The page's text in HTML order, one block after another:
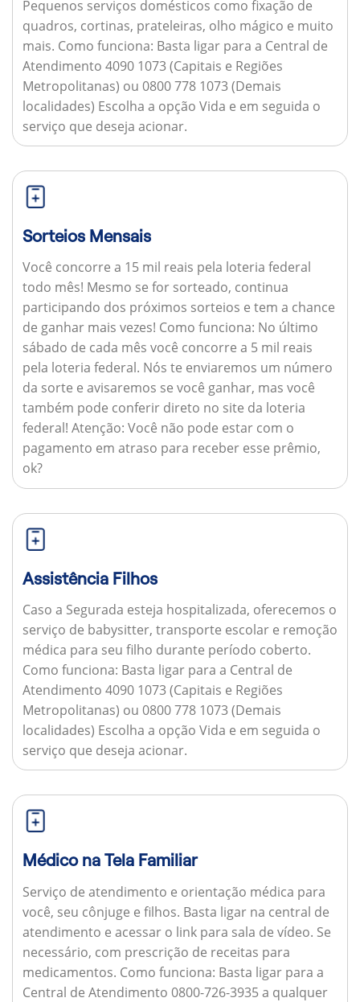
Pequenos serviços domésticos como fixação de
quadros, cortinas, prateleiras, olho mágico e muito
mais. Como funciona: Basta ligar para a Central de
Atendimento 4090 1073 (Capitais e Regiões
Metropolitanas) ou 0800 778 1073 (Demais
localidades) Escolha a opção Vida e em seguida o
serviço que deseja acionar.
Sorteios Mensais
Você concorre a 15 mil reais pela loteria federal
todo mês! Mesmo se for sorteado, continua
participando dos próximos sorteios e tem a chance
de ganhar mais vezes! Como funciona: No último
sábado de cada mês você concorre a 5 mil reais
pela loteria federal. Nós te enviaremos um número
da sorte e avisaremos se você ganhar, mas você
também pode conferir direto no site da loteria
federal! Atenção: Você não pode estar com o
pagamento em atraso para receber esse prêmio,
ok?
Assistência Filhos
Caso a Segurada esteja hospitalizada, oferecemos o
serviço de babysitter, transporte escolar e remoção
médica para seu filho durante período coberto.
Como funciona: Basta ligar para a Central de
Atendimento 4090 1073 (Capitais e Regiões
Metropolitanas) ou 0800 778 1073 (Demais
localidades) Escolha a opção Vida e em seguida o
serviço que deseja acionar.
Médico na Tela Familiar
Serviço de atendimento e orientação médica para
você, seu cônjuge e filhos. Basta ligar na central de
atendimento e acessar o link para sala de vídeo. Se
necessário, com prescrição de receitas para
medicamentos. Como funciona: Basta ligar para a
Central de Atendimento 0800-726-3935 a qualquer